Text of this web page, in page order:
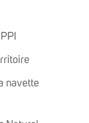
navette